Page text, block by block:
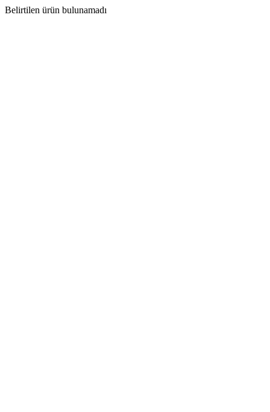
Belirtilen ürün bulunamadı